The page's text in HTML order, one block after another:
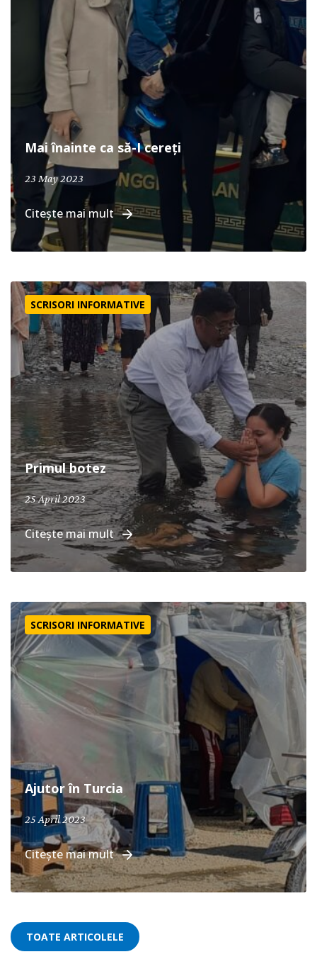
Mai înainte ca să-I cereți
23 May 2023
Citește mai mult
Primul botez
Primul botez
SCRISORI INFORMATIVE
25 April 2023
Citește mai mult
Ajutor în Turcia
Ajutor în Turcia
SCRISORI INFORMATIVE
25 April 2023
Citește mai mult
TOATE ARTICOLELE